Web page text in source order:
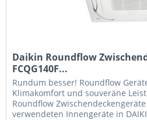
Daikin Roundflow
FCQG140F...
Rundum besser! Roundflow
Klimakomfort und souveräne
Roundflow
verwendeten Innengeräte in